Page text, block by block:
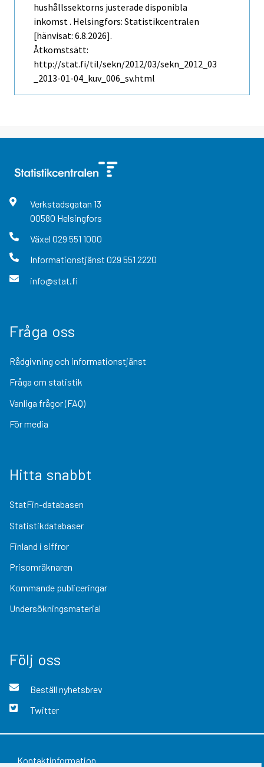
hushållssektorns justerade disponibla
inkomst . Helsingfors: Statistikcentralen
[hänvisat: 6.8.2026].
Åtkomstsätt:
http://stat.fi/til/sekn/2012/03/sekn_2012_03
_2013-01-04_kuv_006_sv.html
Verkstadsgatan 13
00580 Helsingfors
Växel 029 551 1000
Informationstjänst 029 551 2220
info@stat.fi
Fråga oss
Rådgivning och informationstjänst
Fråga om statistik
Vanliga frågor (FAQ)
För media
Hitta snabbt
StatFin-databasen
Statistikdatabaser
Finland i siffror
Prisomräknaren
Kommande publiceringar
Undersökningsmaterial
Följ oss
Beställ nyhetsbrev
Twitter
Kontaktinformation